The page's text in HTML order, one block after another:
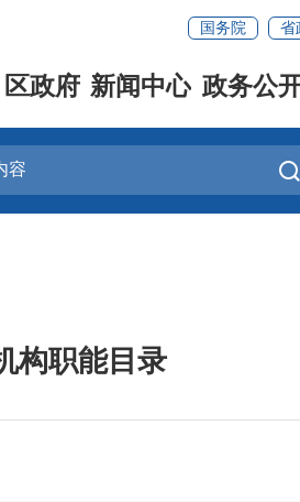
国务院 省
区政府 新闻中心 政务公
构职能目录